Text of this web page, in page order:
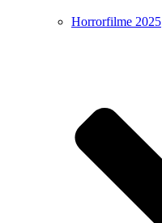
Horrorfilme 2025